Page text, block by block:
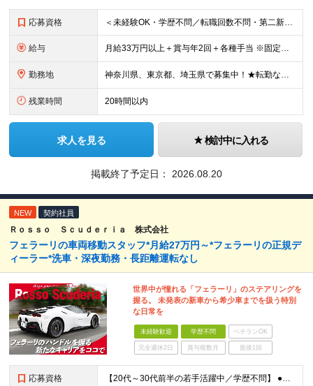
応募資格 ＜未経験OK・学歴不問／転職回数不問・第二新卒・正社員デビュー歓迎！＞ ◇普通自動車免許をお持ちの方 ※配送は普通免許で運転できる小型トラックで主に行います。
給与 月給33万円以上＋賞与年2回＋各種手当 ※固定残業代（月42時間／7万7171円～）含む。 超過分は別途全額支給します。 ※試用期間（6ヶ月）があります。 その間の給与・待遇に差異はありません。
勤務地 神奈川県、東京都、埼玉県で募集中！★転勤なし ※希望を考慮し、決定 ※転居を伴う転勤なし ＜神奈川＞ ■横浜本社：横浜市西区久保町27-19 ■港南営業所：横浜市港南区日野中央1-15-2 ■平塚営
残業時間 20時間以内
求人を見る 検討中に入れる
掲載終了予定日： 2026.08.20
NEW 契約社員
Ｒｏｓｓｏ Ｓｃｕｄｅｒｉａ 株式会社
フェラーリの車両移動スタッフ*月給27万円～*フェラーリの正規デ
ィーラー*洗車・深夜勤務・長距離運転なし
世界中が憧れる「フェラーリ」のステアリングを
握る。 未発表の新車から希少車までを扱う特別
な日常を
未経験歓迎 学歴不問 ベテランOK
完全週休2日 賞与複数月 面接1回
応募資格 【20代～30代前半の若手活躍中／学歴不問】 ●普通自動車運転免許をお持ちの方（※AT限定不可。MT車の運転経験が必須です） ●学歴不問 ★車が好きな方、安全で丁寧な運転ができる方 ＜こんな方は大歓